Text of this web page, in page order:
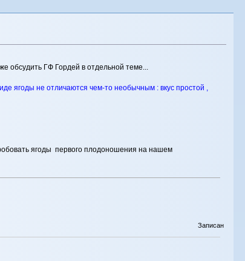
обсудить ГФ Гордей в отдельной теме...
ягоды не отличаются чем-то необычным : вкус простой ,
ягоды первого плодоношения на нашем
Записан